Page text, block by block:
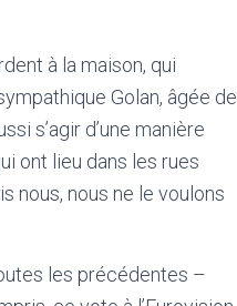
à la maison, qui
Golan, âgée de
s’agir d’une manière
ont lieu dans les rues
nous, nous ne le voulons
les précédentes –